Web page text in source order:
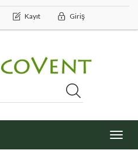
Kayıt Giriş